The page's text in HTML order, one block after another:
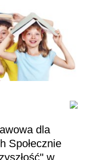
dla
Społecznie
w